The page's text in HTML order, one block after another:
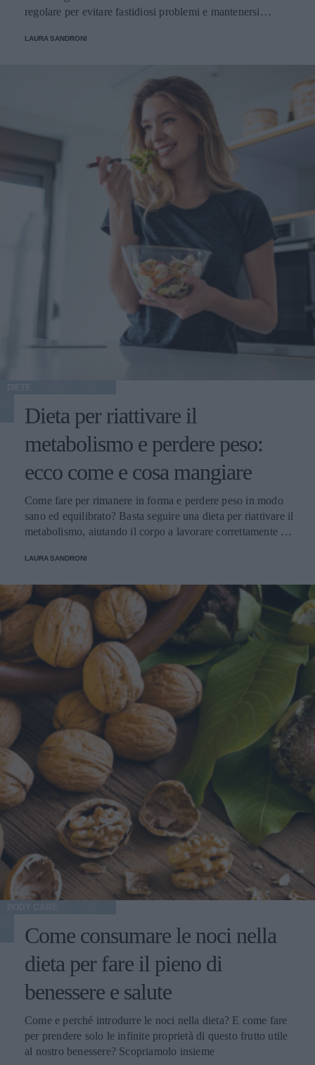
regolare per evitare fastidiosi problemi e mantenersi
LAURA SANDRONI
Dieta per riattivare il
metabolismo e perdere peso:
ecco come e cosa mangiare
Come fare per rimanere in forma e perdere peso in modo
sano ed equilibrato? Basta seguire una dieta per riattivare il
metabolismo, aiutando il corpo a lavorare correttamente e
LAURA SANDRONI
Come consumare le noci nella
dieta per fare il pieno di
benessere e salute
Come e perché introdurre le noci nella dieta? E come fare
per prendere solo le infinite proprietà di questo frutto utile
al nostro benessere? Scopriamolo insieme